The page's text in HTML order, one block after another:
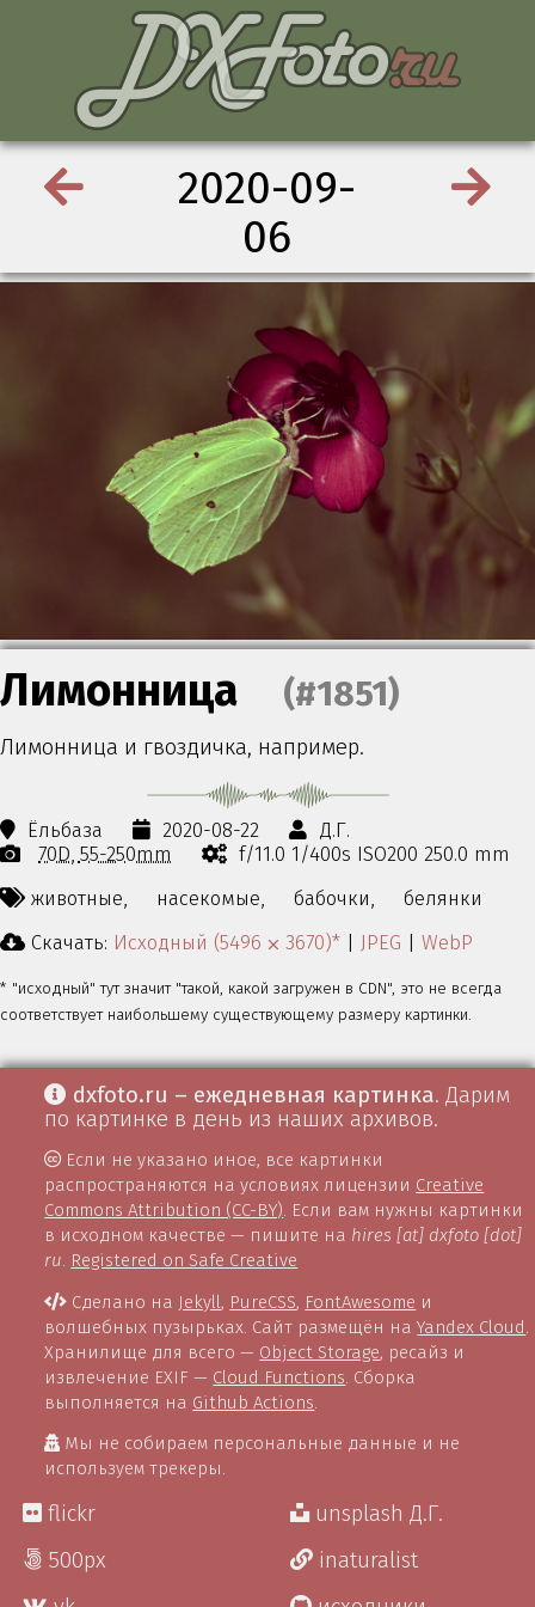
2020-09-
06
Лимонница (#1851)
Лимонница и гвоздичка, например.
Ёльбаза 2020-08-22
Д.Г.
70D 55-250mm
f/11.0 1/400s ISO200 250.0 mm
животные,
насекомые, бабочки,
белянки
Скачать: Исходный (5496 ⨉ 3670)* | JPEG | WebP
* "исходный" тут значит "такой, какой загружен в CDN", это не всегда
соответствует наибольшему существующему размеру картинки.
dxfoto.ru – ежедневная картинка. Дарим
по картинке в день из наших архивов.
Если не указано иное, все картинки
распространяются на условиях лицензии Creative
Commons Attribution (CC-BY). Если вам нужны картинки
в исходном качестве — пишите на hires [at] dxfoto [dot]
ru. Registered on Safe Creative
Сделано на Jekyll, PureCSS, FontAwesome и
волшебных пузырьках. Сайт размещён наYandex Cloud
Хранилище для всего — Object Storage, ресайз и
извлечение EXIF — Cloud Functions . Сборка
выполняется на Github Actions
Мы не собираем персональные данные и не
используем трекеры.
flickr
500px
unsplash Д.Г.
inaturalist